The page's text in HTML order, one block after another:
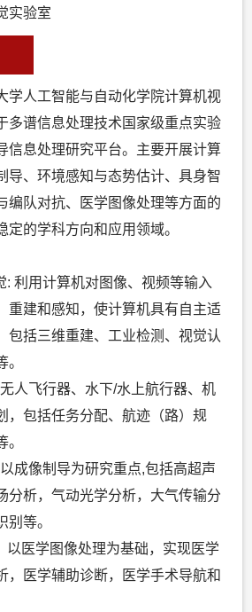
实验室
学人工智能与自动化学院计算机视
多谱信息处理技术国家级重点实验
信息处理研究平台。主要开展计算
导、环境感知与态势估计、具身智
编队对抗、医学图像处理等方面的
定的学科方向和应用领域。
利用计算机对图像、视频等输入
重建和感知，使计算机具有自主适
包括三维重建、工业检测、视觉认
人飞行器、水下/水上航行器、机
，包括任务分配、航迹（路）规
成像制导为研究重点,包括高超声
分析，气动光学分析，大气传输分
别等。
医学图像处理为基础，实现医学
，医学辅助诊断，医学手术导航和